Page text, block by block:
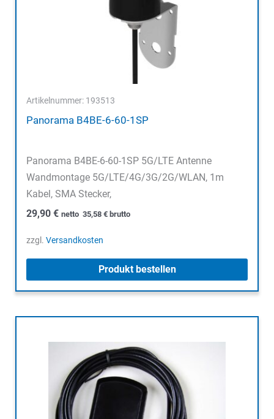
Artikelnummer: 193513
Panorama B4BE-6-60-1SP
Panorama B4BE-6-60-1SP 5G/LTE Antenne
Wandmontage 5G/LTE/4G/3G/2G/WLAN, 1m
Kabel, SMA Stecker,
29,90 € netto 35,58 €brutto
zzgl. Versandkosten
Produkt bestellen